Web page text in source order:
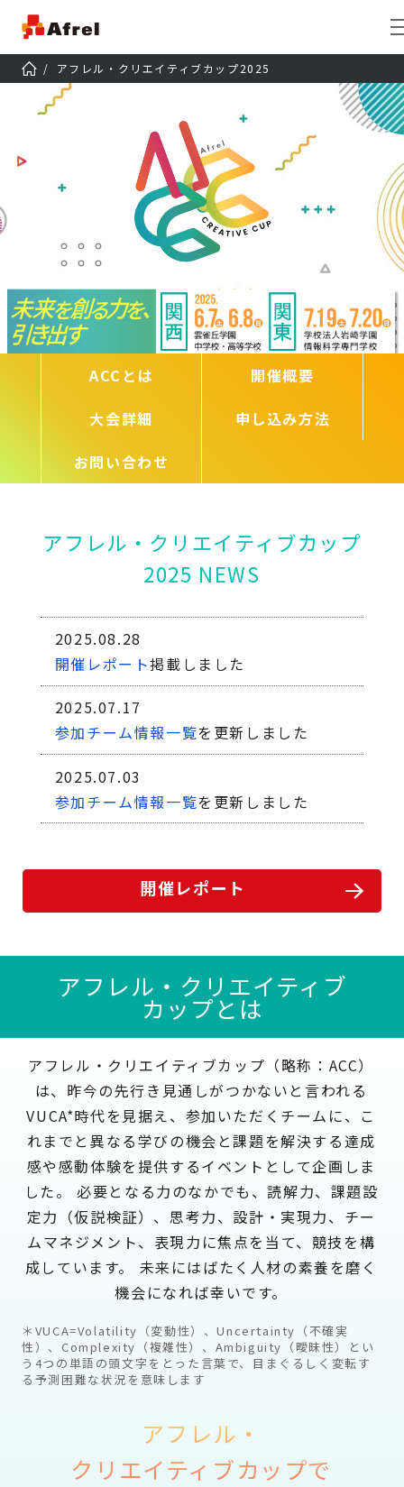
アフレル・クリエイティブカップ2025
ACCとは
開催概要
大会詳細
申し込み方法
お問い合わせ
アフレル・クリエイティブカップ
2025 NEWS
2025.08.28
開催レポート掲載しました
2025.07.17
参加チーム情報一覧を更新しました
2025.07.03
参加チーム情報一覧を更新しました
教材・作品展示会を更新しました
2025.05.30
2025.05.19
教材・作品展示会を更新しました
審査員一覧を更新しました
2025.05.07
説明会動画を追加しました
2025.04.14
審査員一覧を掲載しました
2025.04.08
大会当日スケジュールを更新しました
2025.04.07
関西大会の場所、日時 が決定しました
2025.03.06
開催レポート
アフレル・クリエイティブ
カップとは
アフレル・クリエイティブカップ（略称：ACC）
は、 昨今の先行き見通しがつかないと言われる
VUCA*時代を見据え、 参加いただくチームに、こ
れまでと異なる学びの機会と課題を解決する達成
感や感動体験を提供するイベントとして企画しま
した。
必要となる力のなかでも、読解力、課題設
定力（仮説検証）、思考力、設計・実現力、 チー
ムマネジメント、表現力に焦点を当て、競技を構
成しています。
未来にはばたく人材の素養を磨く
機会になれば幸いです。
＊VUCA=Volatility（変動性）、Uncertainty（不確実
性）、Complexity（複雑性）、Ambiguity（曖昧性）とい
う4つの単語の頭文字をとった言葉で、目まぐるしく変転す
る予測困難な状況を意味します
アフレル・
クリエイティブカップで